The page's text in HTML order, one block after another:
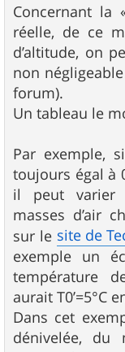
Concernant la
réelle, de ce
d’altitude, on
non
forum).
Un tableau le
Par exemple,
toujours égal à
il peut varier
masses d’air
sur le site de
exemple un
température
aurait T0’=5°C
Dans cet
dénivelée, du